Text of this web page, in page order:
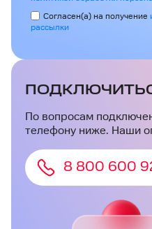
Согласен(а) на получение
рассылки
По вопросам
телефону ниже. Наши
8 800 600